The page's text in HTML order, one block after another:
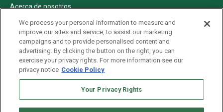
Acerca de nosotros
Politica de privacidad
Pautas Editoriales
AdChoices
Advertise with us
Newsletters
We process your personal information to measure and
improve our sites and service, to assist our marketing
campaigns and to provide personalised content and
advertising. By clicking the button on the right, you can
exercise your privacy rights. For more information see our
privacy notice Cookie Policy
Your Privacy Rights